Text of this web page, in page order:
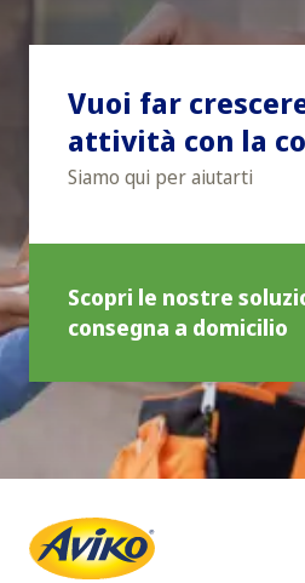
Vuoi far
attività con la
Siamo qui per aiutarti
Scopri le nostre
consegna a domicilio